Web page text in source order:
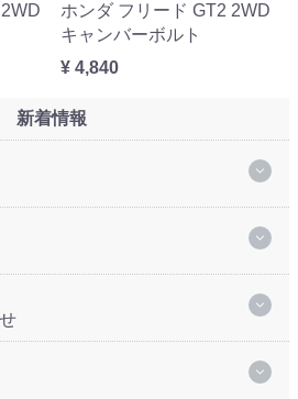
ホンダ フリード GT2 2WD
キャンバーボルト
¥ 4,840
新着情報